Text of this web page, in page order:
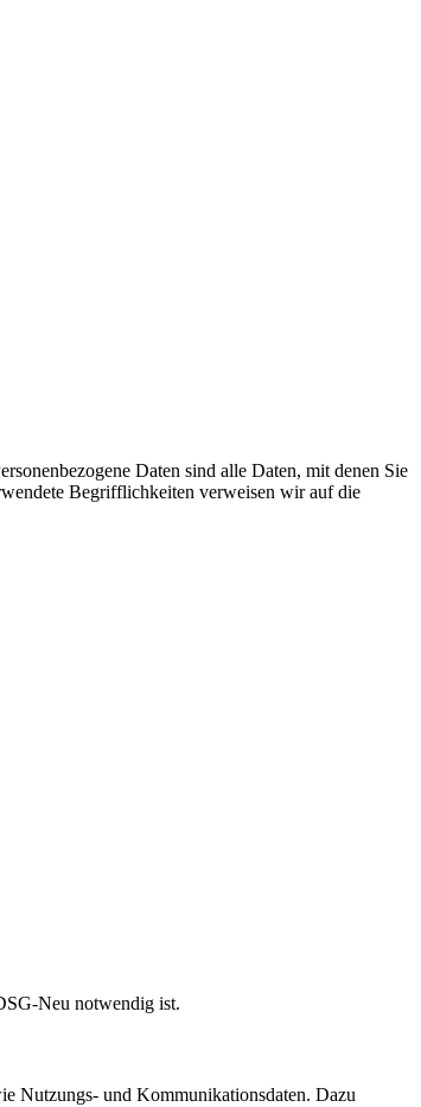
Daten sind alle Daten, mit denen Sie
Begrifflichkeiten verweisen wir auf die
Neu notwendig ist.
Nutzungs- und Kommunikationsdaten. Dazu